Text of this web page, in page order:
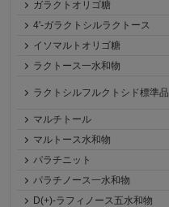
ガラクトオリゴ糖
4'-ガラクトシルラクトース
イソマルトオリゴ糖
ラクトース一水和物
ラクトシルフルクトシド標準品
マルチトール
マルトース水和物
パラチニット
パラチノース一水和物
D(+)-ラフィノース五水和物